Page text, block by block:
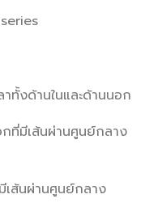
ทั้งด้านในและด้านนอก
ที่มีเส้นผ่านศูนย์กลาง
เส้นผ่านศูนย์กลาง